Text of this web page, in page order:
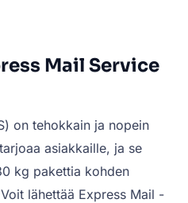
Mail Service
on tehokkain ja nopein
asiakkaille, ja se
kg pakettia kohden
lähettää Express Mail -